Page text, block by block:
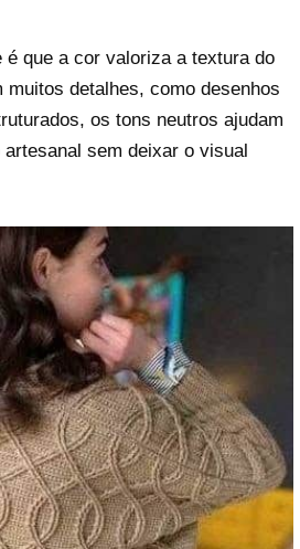
é que a cor valoriza a textura do
detalhes, como desenhos
os tons neutros ajudam
sem deixar o visual